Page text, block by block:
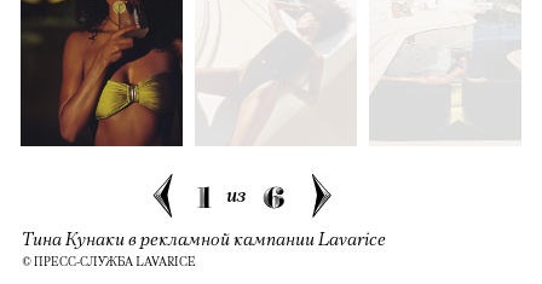
1 из 6
Тина Кунаки в рекламной кампании Lavarice
© ПРЕСС-СЛУЖБА LAVARICE